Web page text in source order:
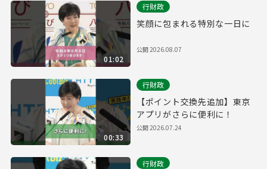
01:02
行財政
笑顔に包まれる特別な一日に
公開2026.08.07
00:33
行財政
【ポイント交換先追加】東京
アプリがさらに便利に！
公開2026.07.24
行財政